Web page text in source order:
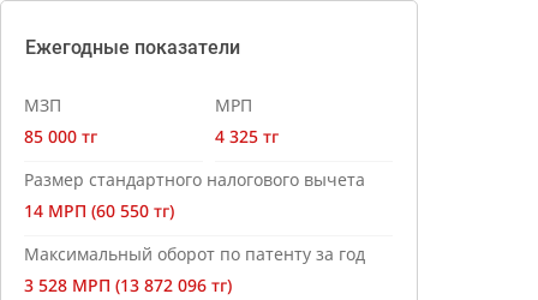
Ежегодные показатели
МЗП
85 000 тг
МРП
4 325 тг
Размер стандартного налогового вычета
14 МРП (60 550 тг)
Максимальный оборот по патенту за год
3 528 МРП (13 872 096 тг)